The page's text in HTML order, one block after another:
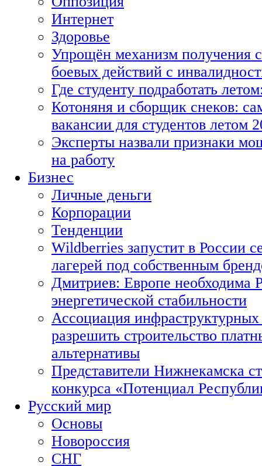
Интернет
Здоровье
Упрощён механизм получения
боевых действий с
Где студенту подработать
Котоняня и сборщик снеков:
вакансии для студентов летом
Эксперты назвали признаки
на работу
Бизнес
Личные деньги
Корпорации
Тенденции
Wildberries запустит в России
лагерей под собственным
Дмитриев: Европе необходима
энергетической стабильности
Ассоциация
разрешить строительство
альтернативы
Представители Нижнекамска
конкурса «Потенциал
Русский мир
Основы
Новороссия
СНГ